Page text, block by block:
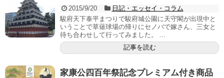
2015/9/20
日記・エッセイ・コラム
駿府天下泰平まつりで駿府城公園に天守閣が出現中と
いうことで草薙球場の帰りにセノバで嫁さん、三女と
待ち合わせして行ってみました。 ...
記事を読む
家康公四百年祭記念プレミアム付き商品